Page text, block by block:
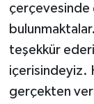
çerçevesinde
teşekkür
içerisindeyiz.
gerçekten